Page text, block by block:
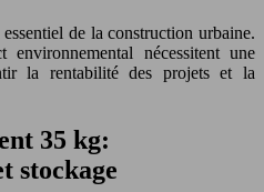
nécessitent une
la rentabilité des projets et la
35 kg:
stockage